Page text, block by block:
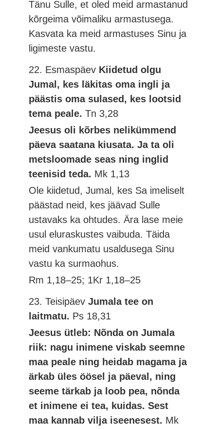
Tänu Sulle, et oled meid armastanud
kõrgeima võimaliku armastusega.
Kasvata ka meid armastuses Sinu ja
ligimeste vastu.
22. Esmaspäev Kiidetud olgu
Jumal, kes läkitas oma ingli ja
päästis oma sulased, kes lootsid
tema peale.Tn 3,28
Jeesus oli kõrbes nelikümmend
päeva saatana kiusata. Ja ta oli
metsloomade seas ning inglid
teenisid teda. Mk 1,13
Ole kiidetud, Jumal, kes Sa imeliselt
päästad neid, kes jäävad Sulle
ustavaks ka ohtudes. Ära lase meie
usul eluraskustes vaibuda. Täida
meid vankumatu usaldusega Sinu
vastu ka surmaohus.
Rm 1,18–25; 1Kr 1,18–25
23. TeisipäevJumala tee on
laitmatu. Ps 18,31
Jeesus ütleb: Nõnda on Jumala
riik: nagu inimene viskab seemne
maa peale ning heidab magama ja
ärkab üles öösel ja päeval, ning
seeme tärkab ja loob pea, nõnda
et inimene ei tea, kuidas. Sest
maa kannab vilja iseenesest. Mk